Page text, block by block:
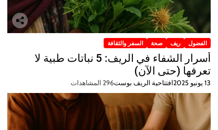
الفضول ريف صحة السفر والثقافة
أسرار الشفاء في الريف: 5 نباتات طبية لا
تعرفها (حتى الآن)
13 يونيو 2025 افتتاحية الريف بوست296 المشاهدات